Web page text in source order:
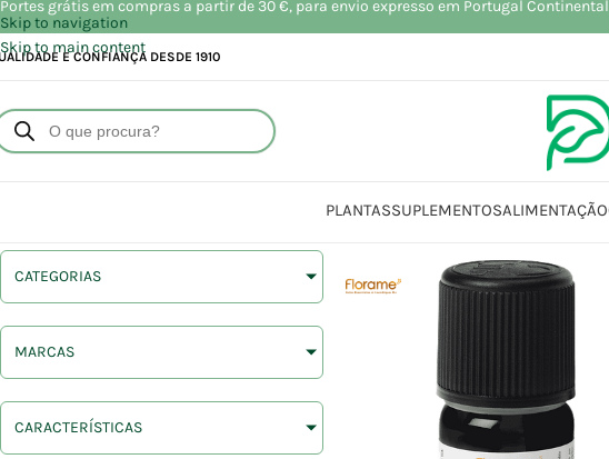
Skip to navigation
Skip to main content
E CONFIANÇA DESDE 1910
PLANTASSUPLEMENTOSALIMENTAÇÃO
CATEGORIAS
MARCAS
CARACTERÍSTICAS
Portes grátis em compras a partir de 30 €, para envio expresso em Portugal